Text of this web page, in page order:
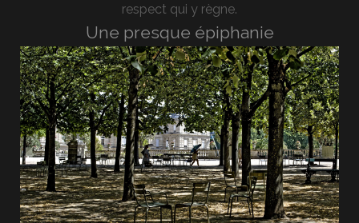
respect qui y règne.
Une presque épiphanie